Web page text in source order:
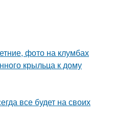
фото на клумбах
крыльца к дому
все будет на своих